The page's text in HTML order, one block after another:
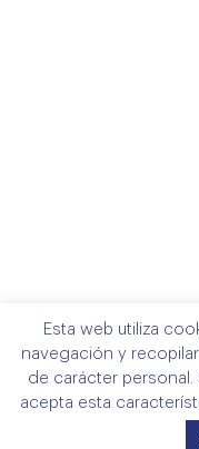
Esta web utiliza
navegación y
de carácter personal.
acepta esta